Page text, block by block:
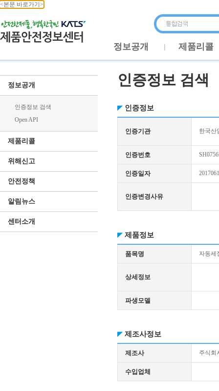
<본문 바로가기>
정보공개 제품리콜
정보공개
인증정보 검색
Open API
제품리콜
위해신고
안전정책
알림뉴스
센터소개
인증정보 검색
인증정보
인증기관 한국산
인증번호
인증일자
인증변경사유
제품정보
품목명 자동세
상세정보
파생모델
제조사정보
제조사 주식회
수입업체